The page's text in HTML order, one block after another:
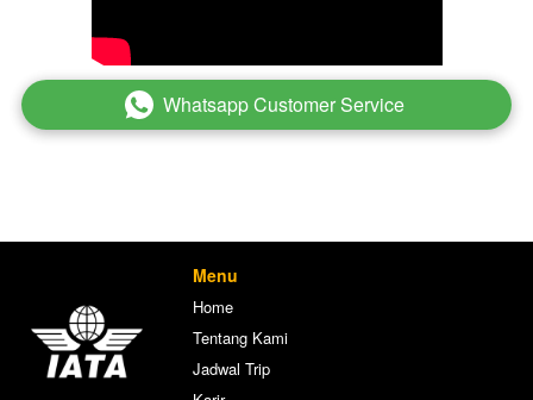
` Whatsapp Customer Service
Menu
Home
Tentang Kami
Jadwal Trip